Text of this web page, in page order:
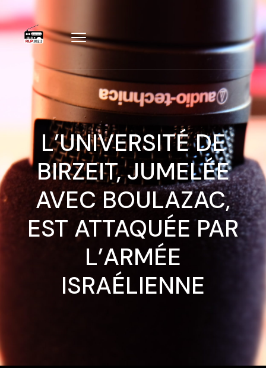
L’UNIVERSITÉ DE
BIRZEIT, JUMELÉE
AVEC BOULAZAC,
EST ATTAQUÉE PAR
L’ARMÉE
ISRAÉLIENNE